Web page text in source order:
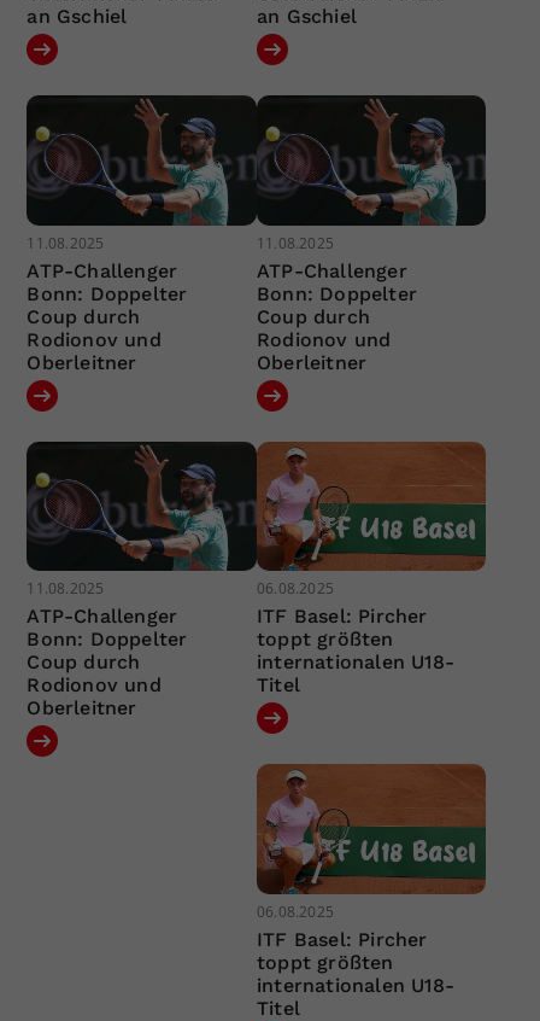
an Gschiel
an Gschiel
11.08.2025
ATP-Challenger
Bonn: Doppelter
Coup durch
Rodionov und
Oberleitner
11.08.2025
ATP-Challenger
Bonn: Doppelter
Coup durch
Rodionov und
Oberleitner
11.08.2025
ATP-Challenger
Bonn: Doppelter
Coup durch
Rodionov und
Oberleitner
06.08.2025
ITF Basel: Pircher
toppt größten
internationalen U18-
Titel
06.08.2025
ITF Basel: Pircher
toppt größten
internationalen U18-
Titel